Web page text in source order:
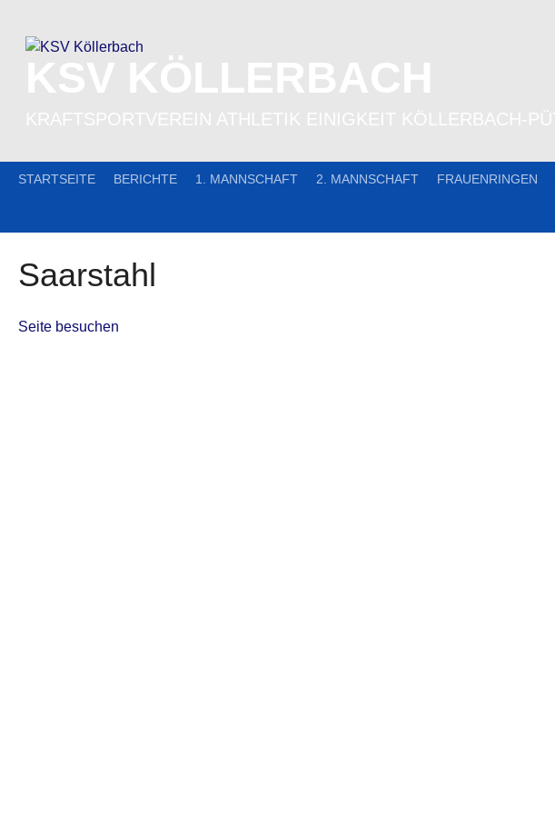
content
STARTSEITE BERICHTE 1. MANNSCHAFT 2. MANNSCHAFT FRAUENRINGEN
Saarstahl
Seite besuchen